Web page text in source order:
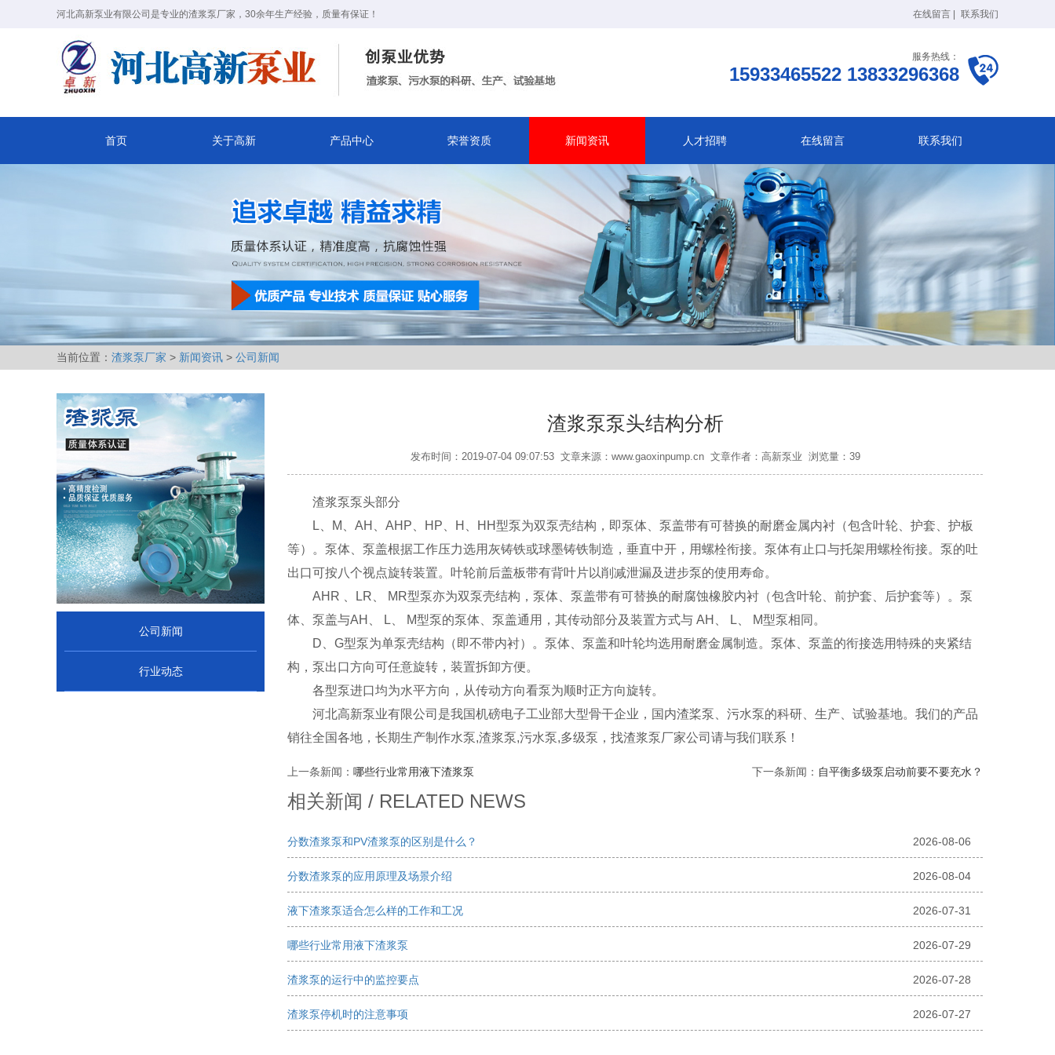
河北高新泵业有限公司是专业的渣浆泵厂家，30余年生产经验，质量有保证！ 在线留言 联系我们
服务热线：
15933465522 13833296368
首页 关于高新 产品中心 荣誉资质 新闻资讯 人才招聘 在线留言 联系我们
当前位置： 渣浆泵厂家 > 新闻资讯 > 公司新闻
公司新闻
行业动态
渣浆泵泵头结构分析
发布时间：2019-07-04 09:07:53 文章来源：www.gaoxinpump.cn 文章作者：高新泵业 浏览量：39
渣浆泵泵头部分
L、M、AH、AHP、HP、H、HH型泵为双泵壳结构，即泵体、泵盖带有可替换的耐磨金属内衬（包含叶轮、护套、护板
等）。泵体、泵盖根据工作压力选用灰铸铁或球墨铸铁制造，垂直中开，用螺栓衔接。泵体有止口与托架用螺栓衔接。泵的吐
出口可按八个视点旋转装置。叶轮前后盖板带有背叶片以削减泄漏及进步泵的使用寿命。
AHR 、LR、 MR型泵亦为双泵壳结构，泵体、泵盖带有可替换的耐腐蚀橡胶内衬（包含叶轮、前护套、后护套等）。泵
体、泵盖与AH、 L、 M型泵的泵体、泵盖通用，其传动部分及装置方式与 AH、 L、 M型泵相同。
D、G型泵为单泵壳结构（即不带内衬）。泵体、泵盖和叶轮均选用耐磨金属制造。泵体、泵盖的衔接选用特殊的夹紧结
构，泵出口方向可任意旋转，装置拆卸方便。
各型泵进口均为水平方向，从传动方向看泵为顺时正方向旋转。
河北高新泵业有限公司是我国机磅电子工业部大型骨干企业，国内渣桨泵、污水泵的科研、生产、试验基地。我们的产品
销往全国各地，长期生产制作水泵,渣浆泵,污水泵,多级泵，找渣浆泵厂家公司请与我们联系！
上一条新闻： 哪些行业常用液下渣浆泵 下一条新闻： 自平衡多级泵启动前要不要充水？
相关新闻 / RELATED NEWS
分数渣浆泵和PV渣浆泵的区别是什么？ 2026-08-06
分数渣浆泵的应用原理及场景介绍 2026-08-04
液下渣浆泵适合怎么样的工作和工况‌ 2026-07-31
哪些行业常用液下渣浆泵 2026-07-29
渣浆泵的运行中的监控要点 2026-07-28
渣浆泵停机时的注意事项 2026-07-27